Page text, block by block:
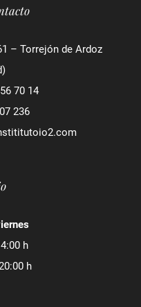
– Torrejón de Ardoz
70 14
236
h
h